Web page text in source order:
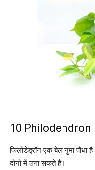
10 Philodendron
फिलोडेड्रॉन एक बेल नुमा पौधा
दोनों में लगा सकते हैं।